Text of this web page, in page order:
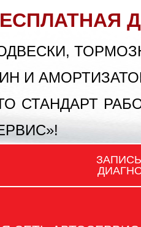
И
СТАНДАРТ